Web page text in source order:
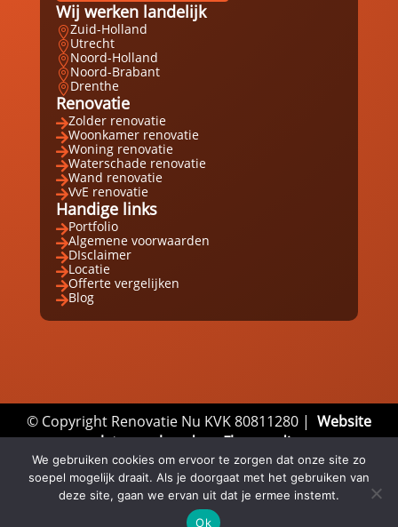
Wij werken landelijk
Zuid-Holland
Utrecht
Noord-Holland
Noord-Brabant
Drenthe
Renovatie
Zolder renovatie
Woonkamer renovatie
Woning renovatie
Waterschade renovatie
Wand renovatie
VvE renovatie
Handige links
Portfolio
Algemene voorwaarden
DIsclaimer
Locatie
Offerte vergelijken
Blog
© Copyright Renovatie Nu KVK 80811280 | Website
laten maken door Flexamedia
Privacyverklaring|Disclaimer| Algemene
Voorwaarden
We gebruiken cookies om ervoor te zorgen dat onze site zo
soepel mogelijk draait. Als je doorgaat met het gebruiken van
deze site, gaan we ervan uit dat je ermee instemt.
Ok